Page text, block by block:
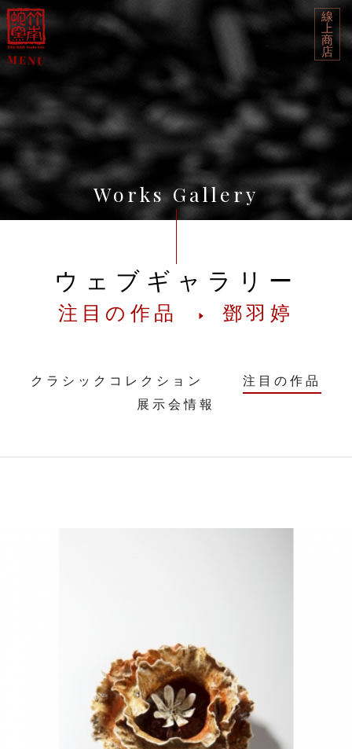
線
上
商
店
Works Gallery
ウェブギャラリー
注目の作品 鄧羽婷
クラシックコレクション
注目の作品
展示会情報